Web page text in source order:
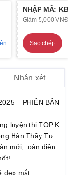
NHẬP MÃ:
Giảm 5,000
Sao chép
Nhận xét
– PHIÊN BẢN
luyện thi TOPIK
Hàn Thầy Tư
mới, toàn diện
đẹp mắt: